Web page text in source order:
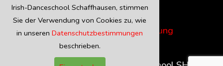
Irish-Danceschool Schaffhausen, stimmen
Sie der Verwendung von Cookies zu, wie
in unseren Datenschutzbestimmungen
beschrieben.
AGB
Datenschutzerklärung
Kontakt